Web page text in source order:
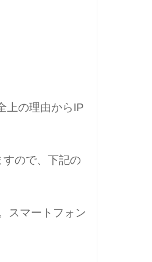
上の理由からIP
ので、下記の
スマートフォン